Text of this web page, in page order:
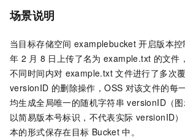
场景说明
当目标存储空间 examplebucket 开启版本
年 2 月 8 日上传了名为 example.txt 的文件
不同时间内对 example.txt 文件进行了多次
versionID 的删除操作，OSS 对该文件的每
均生成全局唯一的随机字符串 versionID（
以简易版本号标识，不代表实际 versionID
本的形式保存在目标 Bucket 中。